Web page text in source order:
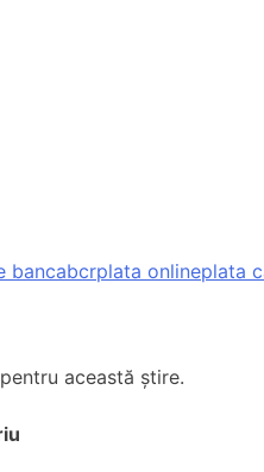
bancabcrplata onlineplata
această știre.